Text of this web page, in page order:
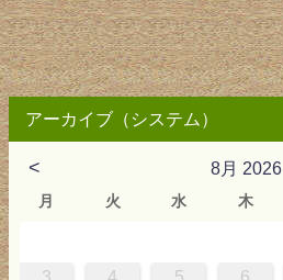
アーカイブ（システム）
< 8月 2026
月 火 水 木